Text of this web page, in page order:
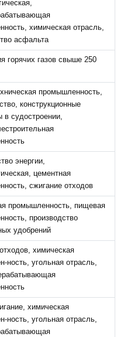
химическая отрасль,
асфальта
горячих газов свыше 250
промышленность,
конструкционные
в судостроении,
энергии,
цементная
сжигание отходов
промышленность, пищевая
производство
удобрений
химическая
ность, угольная отрасль,
химическая
ность, угольная отрасль,